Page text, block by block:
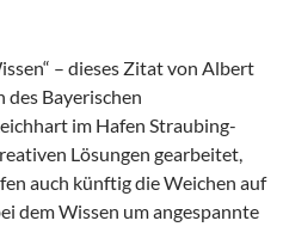
– dieses Zitat von Albert
des Bayerischen
im Hafen Straubing-
Lösungen gearbeitet,
auch künftig die Weichen auf
dem Wissen um angespannte